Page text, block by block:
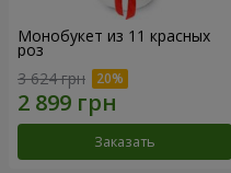
Монобукет из 11 красных
роз
3 624 грн
Заказать